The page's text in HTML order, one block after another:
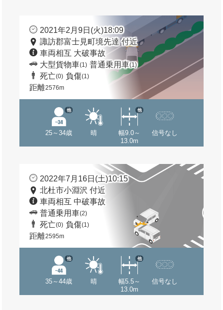
2021年2月9日(火)18:09
諏訪郡富士見町境先達 付近
車両相互 大破事故
大型貨物車(1) 普通乗用車(1)
死亡(0) 負傷(1)
距離2576m
25～34歳
他
晴
幅9.0～
13.0m
他
信号なし
2022年7月16日(土)10:15
北杜市小淵沢 付近
車両相互 中破事故
普通乗用車(2)
死亡(0) 負傷(1)
距離2595m
35～44歳
他
晴
幅5.5～
13.0m
他
信号なし